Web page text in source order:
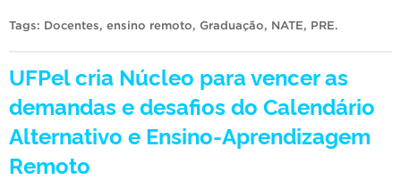
Tags: Docentes, ensino remoto, Graduação, NATE, PRE.
UFPel cria Núcleo para vencer as
demandas e desafios do Calendário
Alternativo e Ensino-Aprendizagem
Remoto